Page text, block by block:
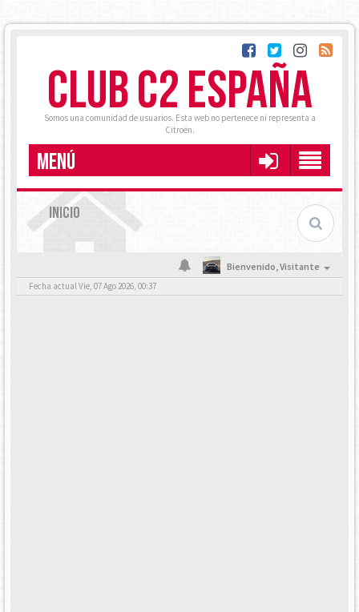
CLUB C2 ESPAÑA
Somos una comunidad de usuarios. Esta web no pertenece ni representa a
Citroën.
MENÚ
INICIO
Bienvenido,Visitante
Fecha actual Vie, 07 Ago 2026, 00:37